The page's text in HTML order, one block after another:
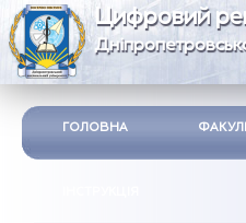
Цифровий
ГОЛОВНА